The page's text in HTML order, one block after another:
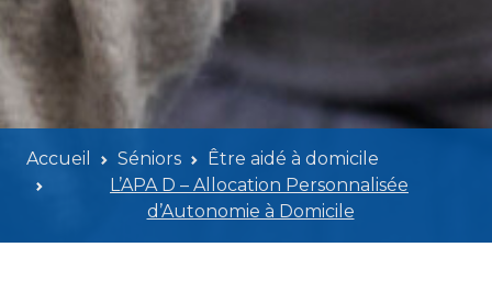
Accueil Séniors
Être aidé à domicile
L’APA D – Allocation Personnalisée
d’Autonomie à Domicile